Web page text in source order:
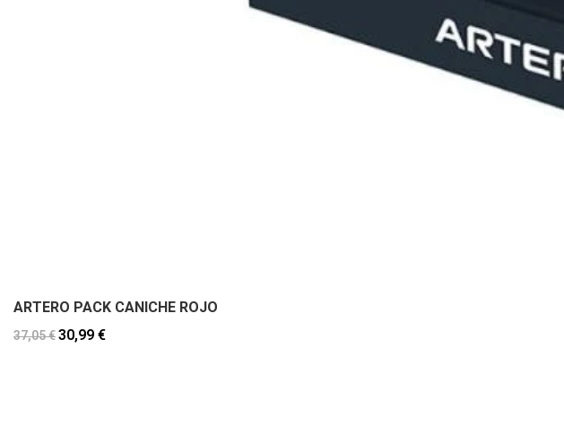
ARTERO PACK CANICHE ROJO
37,05 €30,99 €